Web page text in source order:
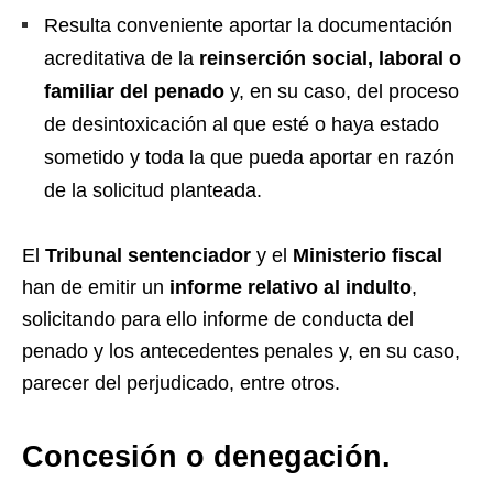
Resulta conveniente aportar la documentación
acreditativa de la reinserción social, laboral o
familiar del penado y, en su caso, del proceso
de desintoxicación al que esté o haya estado
sometido y toda la que pueda aportar en razón
de la solicitud planteada.
El Tribunal sentenciador y el Ministerio fiscal
han de emitir un informe relativo al indulto,
solicitando para ello informe de conducta del
penado y los antecedentes penales y, en su caso,
parecer del perjudicado, entre otros.
Concesión o denegación.